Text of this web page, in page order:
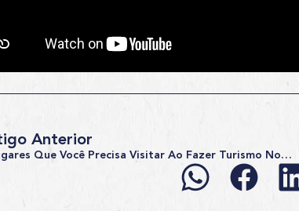
Anterior
4 Lugares Que Você Precisa Visitar Ao Fazer Turismo No Egito